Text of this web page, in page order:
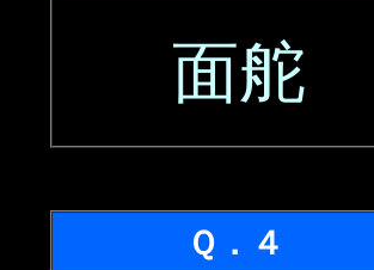
面舵
Ｑ．４